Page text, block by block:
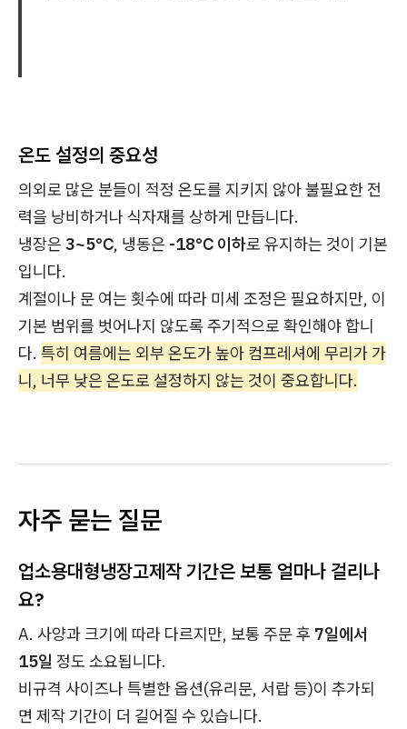
온도 설정의 중요성
의외로 많은 분들이 적정 온도를 지키지 않아 불필요한 전
력을 낭비하거나 식자재를 상하게 만듭니다.
냉장은 3~5℃, 냉동은 -18℃ 이하로 유지하는 것이 기본
입니다.
계절이나 문 여는 횟수에 따라 미세 조정은 필요하지만, 이
기본 범위를 벗어나지 않도록 주기적으로 확인해야 합니
다. 특히 여름에는 외부 온도가 높아 컴프레셔에 무리가 가
니, 너무 낮은 온도로 설정하지 않는 것이 중요합니다.
자주 묻는 질문
업소용대형냉장고제작 기간은 보통 얼마나 걸리나
요?
A. 사양과 크기에 따라 다르지만, 보통 주문 후 7일에서
15일 정도 소요됩니다.
비규격 사이즈나 특별한 옵션(유리문, 서랍 등)이 추가되
면 제작 기간이 더 길어질 수 있습니다.